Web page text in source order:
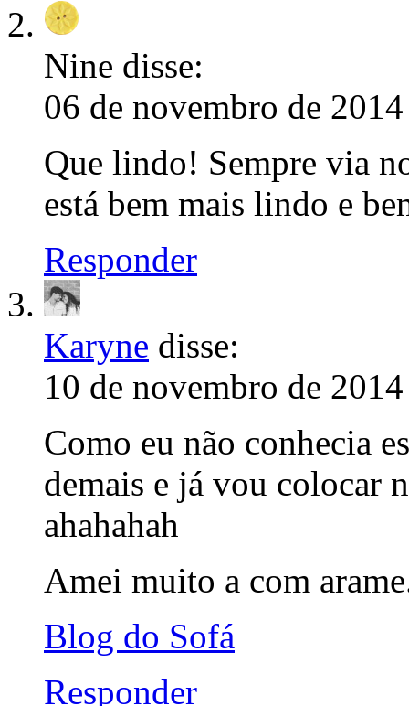
Nine disse:
06 de novembro de
Que lindo! Sempre via
está bem mais lindo e
Responder
Karyne disse:
10 de novembro de
Como eu não conhecia
demais e já vou colocar
ahahahah
Amei muito a com
Blog do Sofá
Responder